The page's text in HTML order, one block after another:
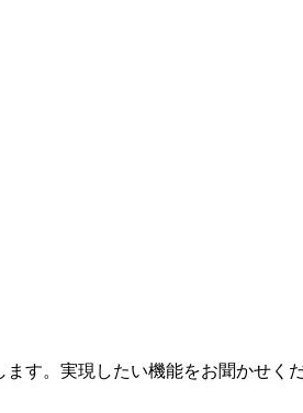
す。実現したい機能をお聞かせく